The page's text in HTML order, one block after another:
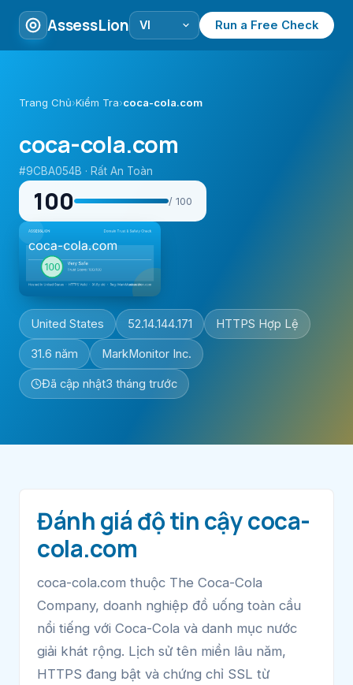
AssessLion Run a Free Check
Trang Chủ›Kiểm Tra›coca-cola.com
coca-cola.com
#9CBA054B · Rất An Toàn
100 / 100
United States 52.14.144.171 HTTPS Hợp Lệ
31.6 năm MarkMonitor Inc.
Đã cập nhật3 tháng trước
Đánh giá độ tin cậy coca-
cola.com
coca-cola.com thuộc The Coca-Cola
Company, doanh nghiệp đồ uống toàn cầu
nổi tiếng với Coca-Cola và danh mục nước
giải khát rộng. Lịch sử tên miền lâu năm,
HTTPS đang bật và chứng chỉ SSL từ